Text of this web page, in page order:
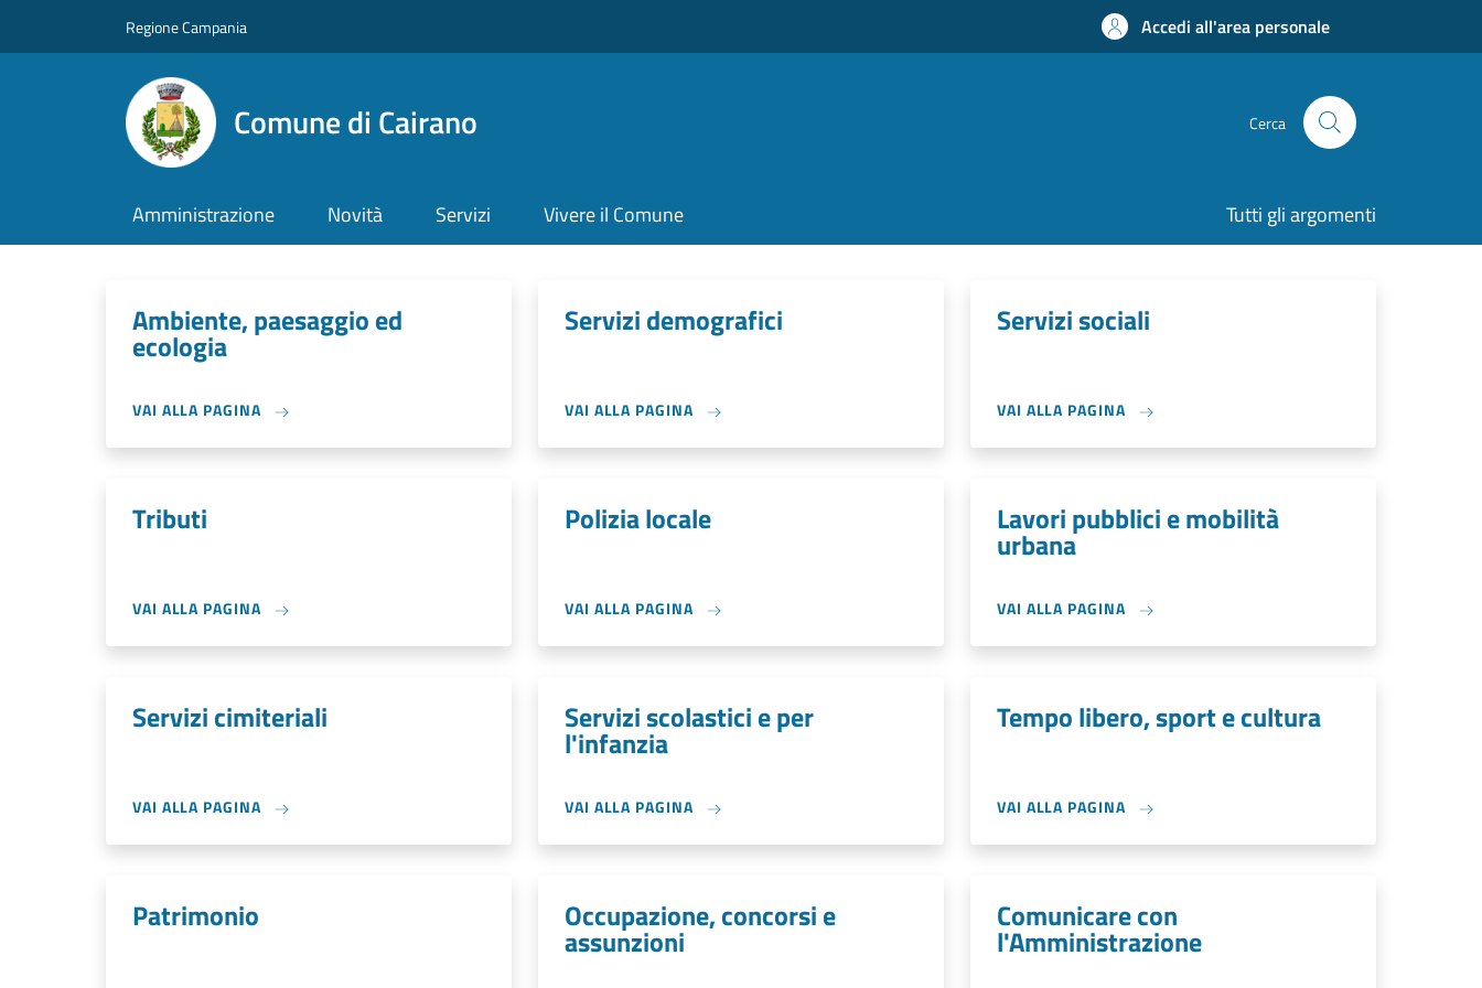
Regione Campania Accedi all'area personale
Comune di Cairano Cerca
Amministrazione Novità Servizi Vivere il Comune Tutti gli argomenti
Ambiente, paesaggio ed
ecologia
VAI ALLA PAGINA
Servizi demografici
VAI ALLA PAGINA
Servizi sociali
VAI ALLA PAGINA
Tributi
VAI ALLA PAGINA
Polizia locale
VAI ALLA PAGINA
Lavori pubblici e mobilità
urbana
VAI ALLA PAGINA
Servizi cimiteriali
VAI ALLA PAGINA
Servizi scolastici e per
l'infanzia
VAI ALLA PAGINA
Tempo libero, sport e cultura
VAI ALLA PAGINA
Patrimonio Occupazione, concorsi e
assunzioni
Comunicare con
l'Amministrazione